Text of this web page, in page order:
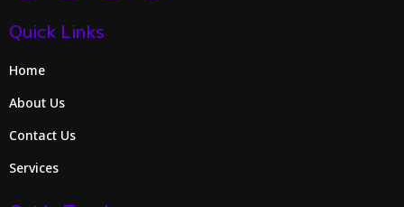
Quick Links
Home
About Us
Contact Us
Services